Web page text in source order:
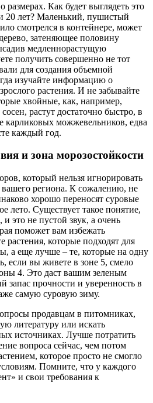
Как будет выглядеть это
20 лет? Маленький, пушистый
смотрелся в контейнере, может
затеняющее половину
медленнорастущую
получить совершенно не тот
для создания объемной
изучайте информацию о
растения. И не забывайте
хвойные, как, например,
растут достаточно быстро, в
карликовых можжевельников, едва
каждый год.
и зона морозостойкости
который нельзя игнорировать
региона. К сожалению, не
хорошо переносят суровые
лето. Существует такое понятие,
и это не пустой звук, а очень
поможет вам избежать
растения, которые подходят для
а еще лучше – те, которые на одну
если вы живете в зоне 5, смело
4. Это даст вашим зеленым
запас прочности и уверенность в
самую суровую зиму.
продавцам в питомниках,
литературу или искать
источниках. Лучше потратить
вопроса сейчас, чем потом
которое просто не смогло
Помните, что у каждого
и свои требования к